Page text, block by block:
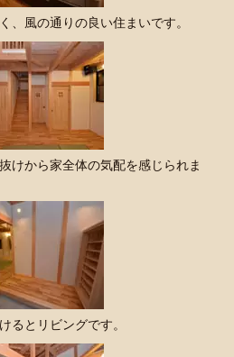
、風の通りの良い住まいです。
けから家全体の気配を感じられま
るとリビングです。